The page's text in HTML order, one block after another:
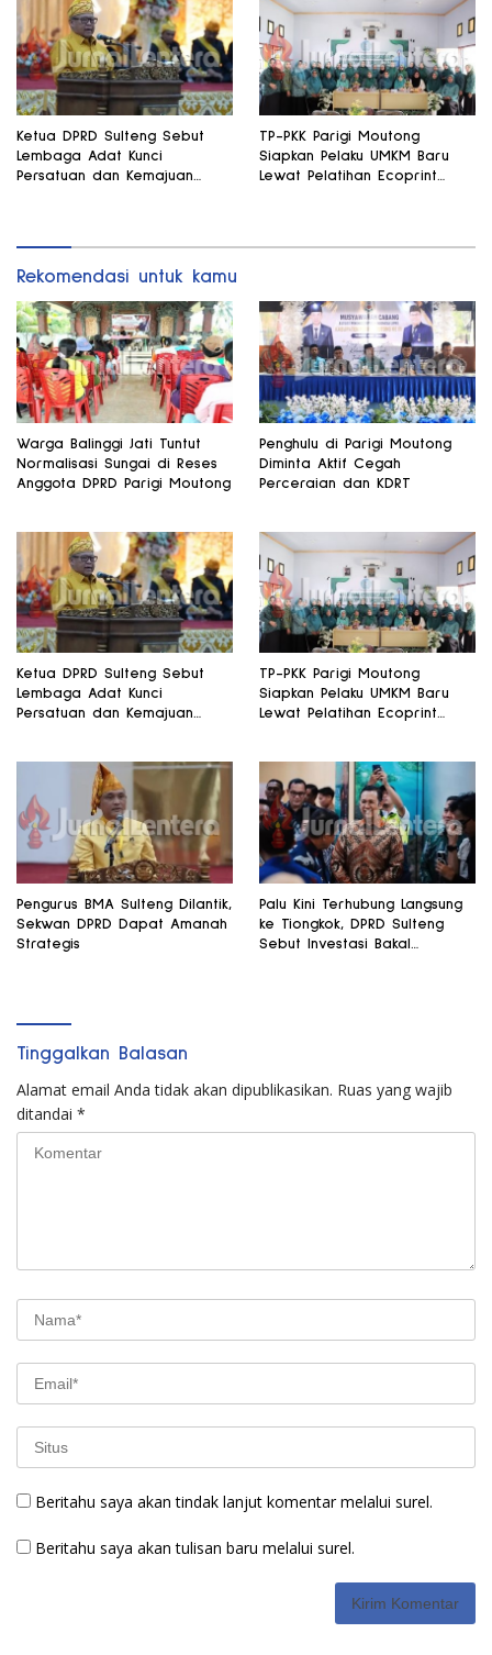
Ketua DPRD Sulteng Sebut
Lembaga Adat Kunci
Persatuan dan Kemajuan
TP-PKK Parigi Moutong
Siapkan Pelaku UMKM Baru
Lewat Pelatihan Ecoprint
Rekomendasi untuk kamu
Warga Balinggi Jati Tuntut
Normalisasi Sungai di Reses
Anggota DPRD Parigi Moutong
Penghulu di Parigi Moutong
Diminta Aktif Cegah
Perceraian dan KDRT
Ketua DPRD Sulteng Sebut
Lembaga Adat Kunci
Persatuan dan Kemajuan
TP-PKK Parigi Moutong
Siapkan Pelaku UMKM Baru
Lewat Pelatihan Ecoprint
Pengurus BMA Sulteng Dilantik,
Sekwan DPRD Dapat Amanah
Strategis
Palu Kini Terhubung Langsung
ke Tiongkok, DPRD Sulteng
Sebut Investasi Bakal
Tinggalkan Balasan
Alamat email Anda tidak akan dipublikasikan. Ruas yang wajib
ditandai *
Beritahu saya akan tindak lanjut komentar melalui surel.
Beritahu saya akan tulisan baru melalui surel.